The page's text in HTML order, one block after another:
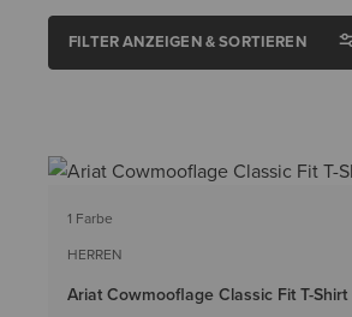
FILTER ANZEIGEN & SORTIEREN
1 Farbe
HERREN
Ariat Cowmooflage Classic Fit T-Shirt